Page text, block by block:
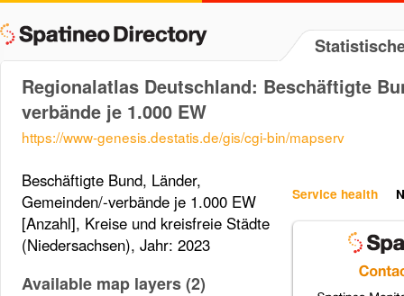
Regionalatlas Deutschland: Beschäftigte
verbände je 1.000 EW
https://www-genesis.destatis.de/gis/cgi-bin/mapserv
Service health
Beschäftigte Bund, Länder,
Gemeinden/-verbände je 1.000 EW
[Anzahl], Kreise und kreisfreie Städte
(Niedersachsen), Jahr: 2023
Available map layers (2)